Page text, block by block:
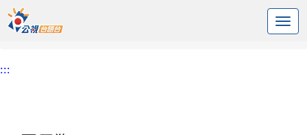
中央內容區塊
頭頁
:::